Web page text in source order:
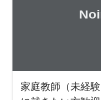
家庭教師（未経